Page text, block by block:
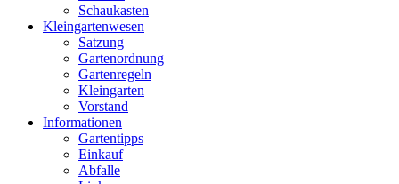
Schaukasten
Kleingartenwesen
Satzung
Gartenordnung
Gartenregeln
Kleingarten
Vorstand
Informationen
Gartentipps
Einkauf
Abfalle